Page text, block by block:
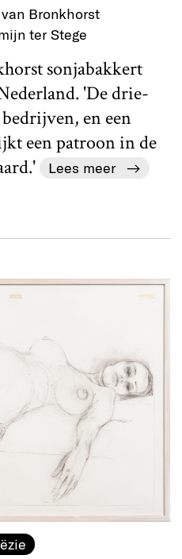
Bronkhorst
ter Stege
sonjabakkert
'De drie-
en een
een patroon in de
Lees meer